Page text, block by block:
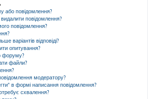
або повідомлення?
повідомлення?
повідомлення?
варіантів відповіді?
опитування?
форуму?
файли?
модератору?
в формі написання повідомлення?
схвалення?